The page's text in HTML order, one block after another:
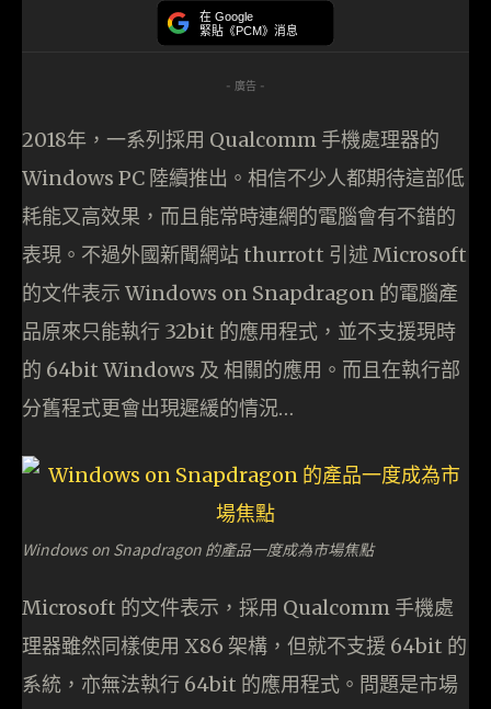
在 Google
緊貼《PCM》消息
- 廣告 -
2018年，一系列採用 Qualcomm 手機處理器的
Windows PC 陸續推出。相信不少人都期待這部低
耗能又高效果，而且能常時連網的電腦會有不錯的
表現。不過外國新聞網站 thurrott 引述 Microsoft
的文件表示 Windows on Snapdragon 的電腦產
品原來只能執行 32bit 的應用程式，並不支援現時
的 64bit Windows 及 相關的應用。而且在執行部
分舊程式更會出現遲緩的情況…
Windows on Snapdragon 的產品一度成為市場焦點
Microsoft 的文件表示，採用 Qualcomm 手機處
理器雖然同樣使用 X86 架構，但就不支援 64bit 的
系統，亦無法執行 64bit 的應用程式。問題是市場